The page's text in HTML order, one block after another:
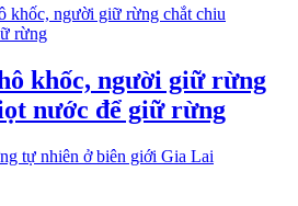
khốc, người giữ rừng
nước để giữ rừng